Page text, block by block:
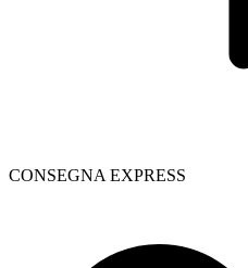
CONSEGNA EXPRESS